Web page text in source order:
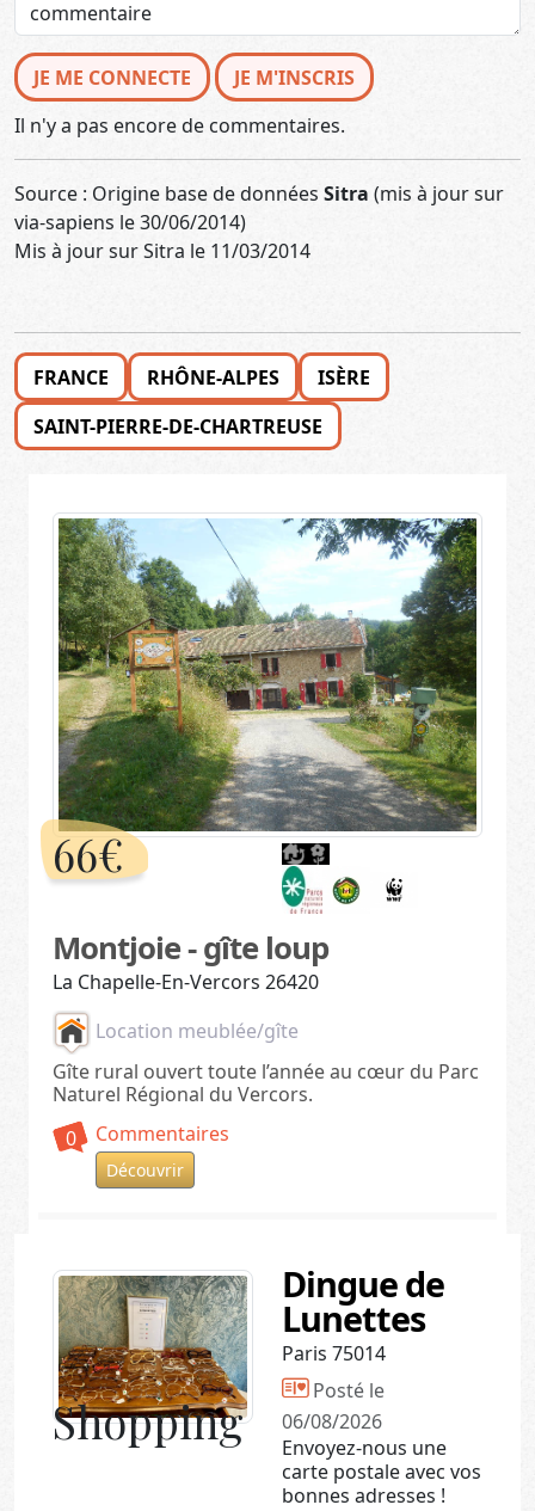
JE ME CONNECTE
JE M'INSCRIS
Il n'y a pas encore de commentaires.
Source : Origine base de données Sitra (mis à jour sur
via-sapiens le 30/06/2014)
Mis à jour sur Sitra le 11/03/2014
FRANCE RHÔNE-ALPES
ISÈRE
SAINT-PIERRE-DE-CHARTREUSE
66€
Montjoie - gîte loup
La Chapelle-En-Vercors 26420
Location meublée/gîte
Gîte rural ouvert toute l’année au cœur du Parc
Naturel Régional du Vercors.
0
Commentaires
Découvrir
Shopping
Dingue de
Lunettes
Paris 75014
Posté le
06/08/2026
Envoyez-nous une
carte postale avec vos
bonnes adresses !